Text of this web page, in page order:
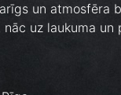
un atmosfēra
nāc uz laukuma